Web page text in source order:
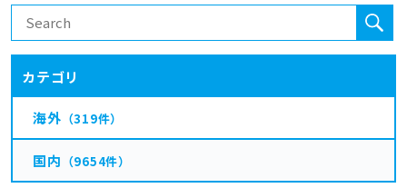
カテゴリ
海外 （319件）
国内 （9654件）